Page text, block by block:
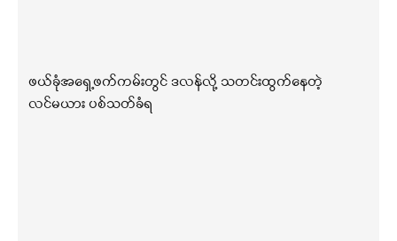
ဖယ်ခုံအရှေ့ဖက်ကမ်းတွင် ဒလန်လို့ သတင်းထွက်နေတဲ့
လင်မယား ပစ်သတ်ခံရ